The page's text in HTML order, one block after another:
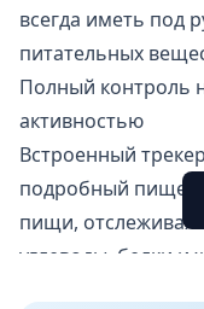
всегда иметь под
питательных
Полный контроль
активностью
Встроенный
подробный
пищи, отслеживая
углеводы, белки